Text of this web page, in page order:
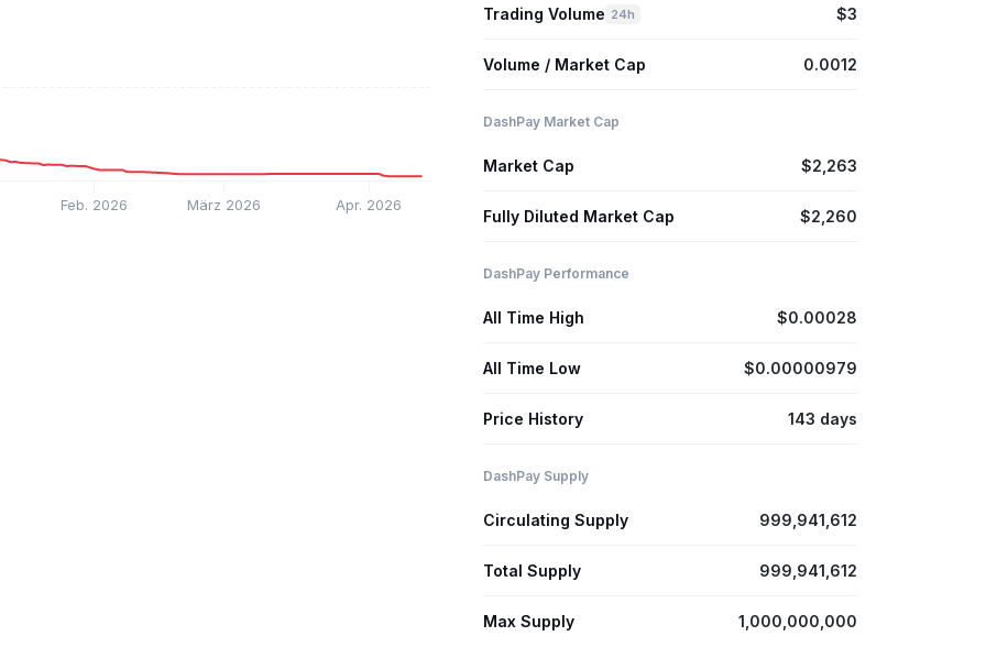
Feb. 2026 März 2026 Apr. 2026
Trading Volume 24h $3
Volume / Market Cap 0.0012
DashPay Market Cap
Market Cap $2,263
Fully Diluted Market Cap $2,260
DashPay Performance
All Time High $0.00028
All Time Low $0.00000979
Price History 143 days
DashPay Supply
Circulating Supply 999,941,612
Total Supply 999,941,612
Max Supply 1,000,000,000